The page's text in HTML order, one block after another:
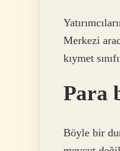
Merkezi
kıymet
Para
Böyle bir